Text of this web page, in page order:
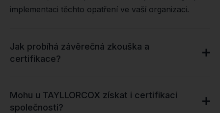
implementaci těchto opatření ve vaší organizaci.
Jak probíhá závěrečná zkouška a
certifikace?
Mohu u TAYLLORCOX získat i certifikaci
společnosti?